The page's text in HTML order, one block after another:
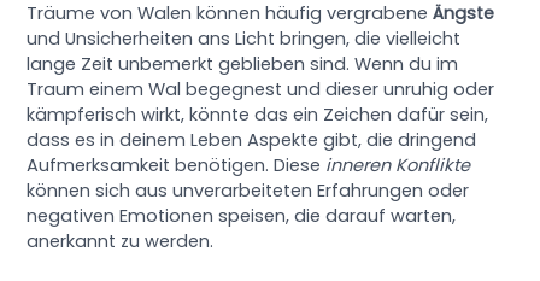
Träume von Walen können häufig vergrabeneÄngste
und Unsicherheiten ans Licht bringen, die vielleicht
lange Zeit unbemerkt geblieben sind. Wenn du im
Traum einem Wal begegnest und dieser unruhig oder
kämpferisch wirkt, könnte das ein Zeichen dafür sein,
dass es in deinem Leben Aspekte gibt, die dringend
Aufmerksamkeit benötigen. Diese inneren Konflikte
können sich aus unverarbeiteten Erfahrungen oder
negativen Emotionen speisen, die darauf warten,
anerkannt zu werden.